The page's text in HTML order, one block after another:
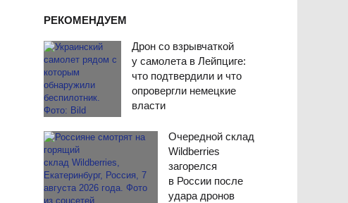
РЕКОМЕНДУЕМ
Дрон со взрывчаткой
у самолета в Лейпциге:
что подтвердили и что
опровергли немецкие
власти
Очередной склад
Wildberries
загорелся
в России после
удара дронов